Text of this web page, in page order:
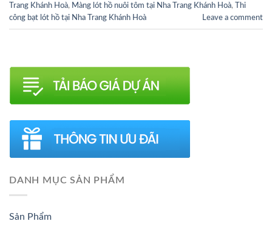
Trang Khánh Hoà, Màng lót hồ nuôi tôm tại Nha Trang Khánh Hoà,
Thi
công bạt lót hồ tại Nha Trang Khánh Hoà
Leave a comment
DANH MỤC SẢN PHẨM
Sản Phẩm